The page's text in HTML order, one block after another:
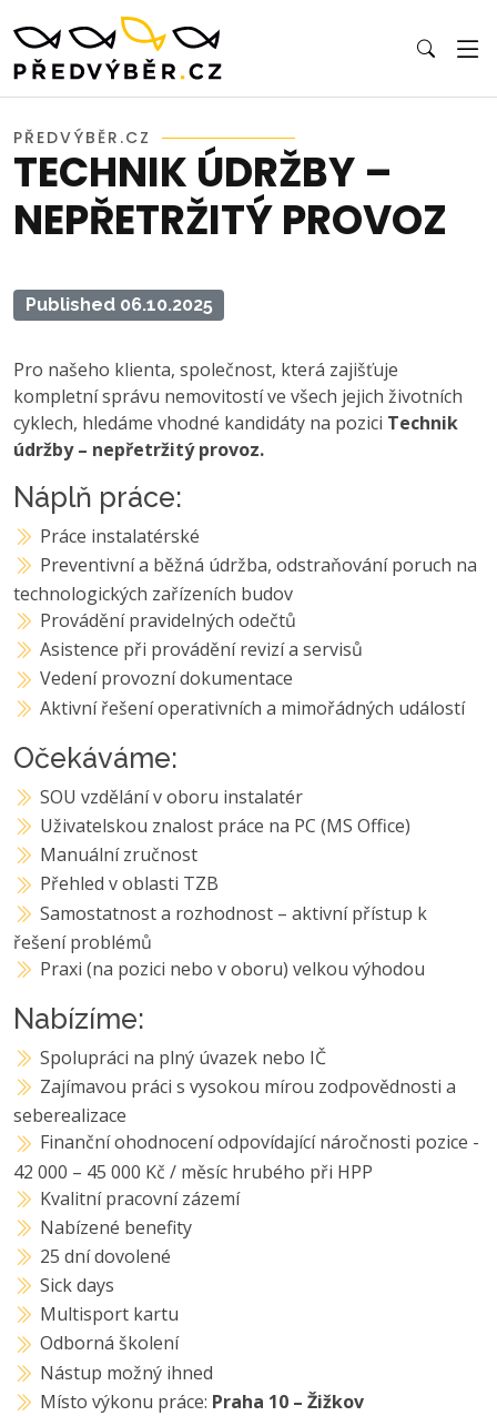
PŘEDVÝBĚR.CZ
TECHNIK ÚDRŽBY –
NEPŘETRŽITÝ PROVOZ
Published 06.10.2025
Pro našeho klienta, společnost, která zajišťuje
kompletní správu nemovitostí ve všech jejich životních
cyklech, hledáme vhodné kandidáty na pozici Technik
údržby – nepřetržitý provoz.
Náplň práce:
Práce instalatérské
Preventivní a běžná údržba, odstraňování poruch na
technologických zařízeních budov
Provádění pravidelných odečtů
Asistence při provádění revizí a servisů
Vedení provozní dokumentace
Aktivní řešení operativních a mimořádných událostí
Očekáváme:
SOU vzdělání v oboru instalatér
Uživatelskou znalost práce na PC (MS Office)
Manuální zručnost
Přehled v oblasti TZB
Samostatnost a rozhodnost – aktivní přístup k
řešení problémů
Praxi (na pozici nebo v oboru) velkou výhodou
Nabízíme:
Spolupráci na plný úvazek nebo IČ
Zajímavou práci s vysokou mírou zodpovědnosti a
seberealizace
Finanční ohodnocení odpovídající náročnosti pozice -
42 000 – 45 000 Kč / měsíc hrubého při HPP
Kvalitní pracovní zázemí
Nabízené benefity
25 dní dovolené
Sick days
Multisport kartu
Odborná školení
Nástup možný ihned
Místo výkonu práce: Praha 10 – Žižkov